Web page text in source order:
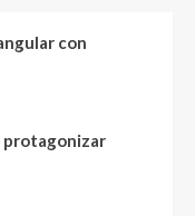
con
protagonizar